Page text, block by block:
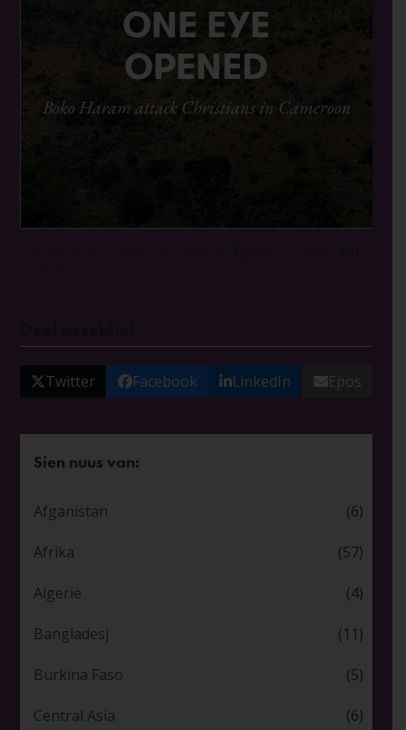
Twitter Facebook LinkedIn Epos
Sien nuus van:
Afganistan (6)
Afrika (57)
Algerië (4)
Bangladesj (11)
Burkina Faso (5)
Central Asia (6)